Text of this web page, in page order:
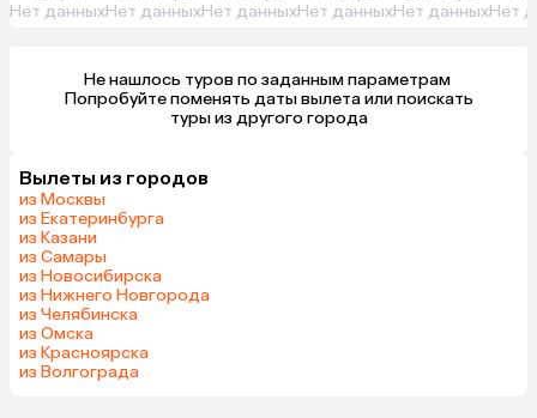
Нет данныхНет данныхНет данныхНет данныхНет данныхНет
Не нашлось туров по заданным параметрам
туры из другого города
Вылеты из городов
из Москвы
из Екатеринбурга
из Казани
из Самары
из Новосибирска
из Нижнего Новгорода
из Челябинска
из Омска
из Красноярска
из Волгограда